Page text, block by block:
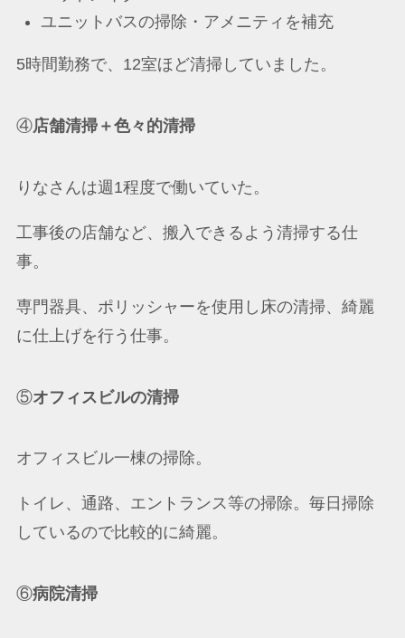
ユニットバスの掃除・アメニティを補充
5時間勤務で、12室ほど清掃していました。
④店舗清掃＋色々的清掃
りなさんは週1程度で働いていた。
工事後の店舗など、搬入できるよう清掃する仕
事。
専門器具、ポリッシャーを使用し床の清掃、綺麗
に仕上げを行う仕事。
⑤オフィスビルの清掃
オフィスビル一棟の掃除。
トイレ、通路、エントランス等の掃除。毎日掃除
しているので比較的に綺麗。
⑥病院清掃